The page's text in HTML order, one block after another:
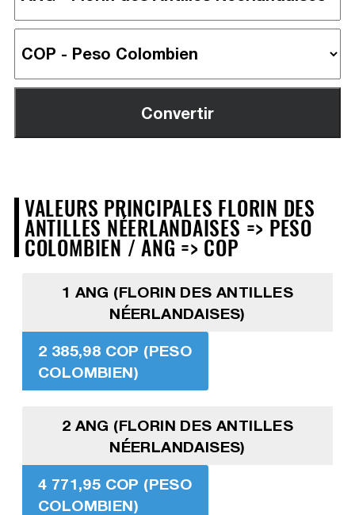
VALEURS PRINCIPALES FLORIN DES
ANTILLES NÉERLANDAISES => PESO
COLOMBIEN / ANG => COP
1 ANG (FLORIN DES ANTILLES
NÉERLANDAISES)
2 385,98 COP (PESO
COLOMBIEN)
2 ANG (FLORIN DES ANTILLES
NÉERLANDAISES)
4 771,95 COP (PESO
COLOMBIEN)